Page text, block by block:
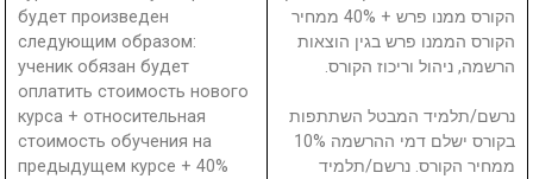
будет произведен
следующим образом:
ученик обязан будет
оплатить стоимость нового
курса + относительная
стоимость обучения на
предыдущем курсе + 40%
הקורס ממנו פרש + 40% ממחיר
הקורס הממנו פרש בגין הוצאות
הרשמה, ניהול וריכוז הקורס.
נרשם/תלמיד המבטל השתתפות
בקורס ישלם דמי ההרשמה 10%
ממחיר הקורס. נרשם/תלמיד